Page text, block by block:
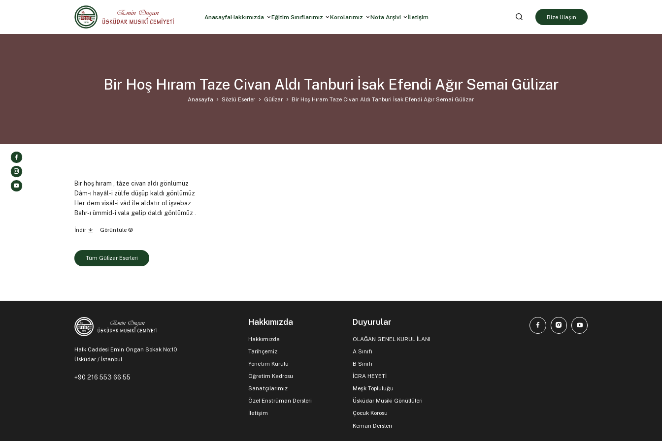
AnasayfaHakkımızda Eğitim Sınıflarımız Korolarımız Nota Arşivi İletişim Bize Ulaşın
Bir Hoş Hıram Taze Civan Aldı Tanburi İsak Efendi Ağır Semai Gülizar
Anasayfa Sözlü Eserler Güli̇zar Bir Hoş Hıram Taze Civan Aldı Tanburi İsak Efendi Ağır Semai Gülizar
Bir hoş hıram , tâze civan aldı gönlümüz
Dâm-ı hayâl-i zülfe düşüp kaldı gönlümüz
Her dem visâl-i vâd ile aldatır ol işvebaz
Bahr-ı ümmid-i vala gelip daldı gönlümüz .
İndir Görüntüle
Tüm Güli̇zar Eserleri
Halk Caddesi Emin Ongan Sokak No:10
Üsküdar / İstanbul
+90 216 553 66 55
Hakkımızda
Hakkımızda
Tarihçemiz
Yönetim Kurulu
Öğretim Kadrosu
Sanatçılarımız
Özel Enstrüman Dersleri
İletişim
Duyurular
OLAĞAN GENEL KURUL İLANI
A Sınıfı
B Sınıfı
İCRA HEYETİ
Meşk Topluluğu
Üsküdar Musiki Gönüllüleri
Çocuk Korosu
Keman Dersleri